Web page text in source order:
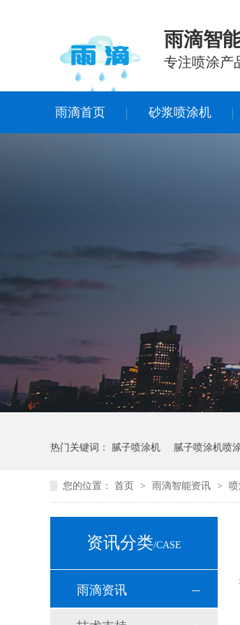
雨滴智
专注喷涂产
雨滴首页 砂浆喷涂机
热门关键词： 腻子喷涂机 腻子喷涂机喷
您的位置： 首页 > 雨滴智能资讯 >
资讯分类/CASE
雨滴资讯